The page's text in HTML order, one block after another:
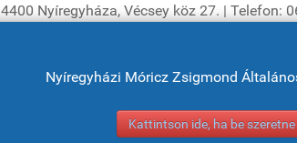
4400 Nyíregyháza, Vécsey köz 27. | Telefon:
Nyíregyházi Móricz Zsigmond
Kattintson ide, ha be